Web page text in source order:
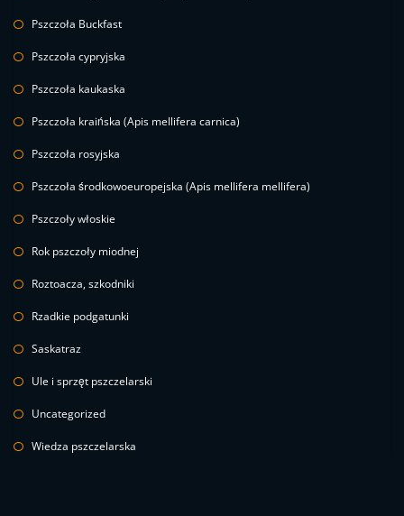
Pszczoła Buckfast
Pszczoła cypryjska
Pszczoła kaukaska
Pszczoła kraińska (Apis mellifera carnica)
Pszczoła rosyjska
Pszczoła środkowoeuropejska (Apis mellifera mellifera)
Pszczoły włoskie
Rok pszczoły miodnej
Roztoacza, szkodniki
Rzadkie podgatunki
Saskatraz
Ule i sprzęt pszczelarski
Uncategorized
Wiedza pszczelarska